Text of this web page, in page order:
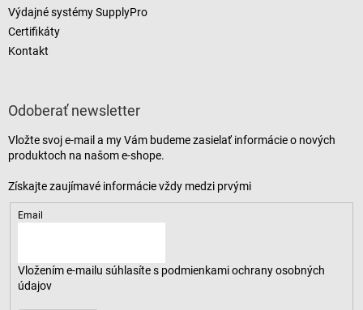
Výdajné systémy SupplyPro
Certifikáty
Kontakt
Odoberať newsletter
Vložte svoj e-mail a my Vám budeme zasielať informácie o nových
produktoch na našom e-shope.
Email
Vložením e-mailu súhlasíte s podmienkami ochrany osobných
údajov